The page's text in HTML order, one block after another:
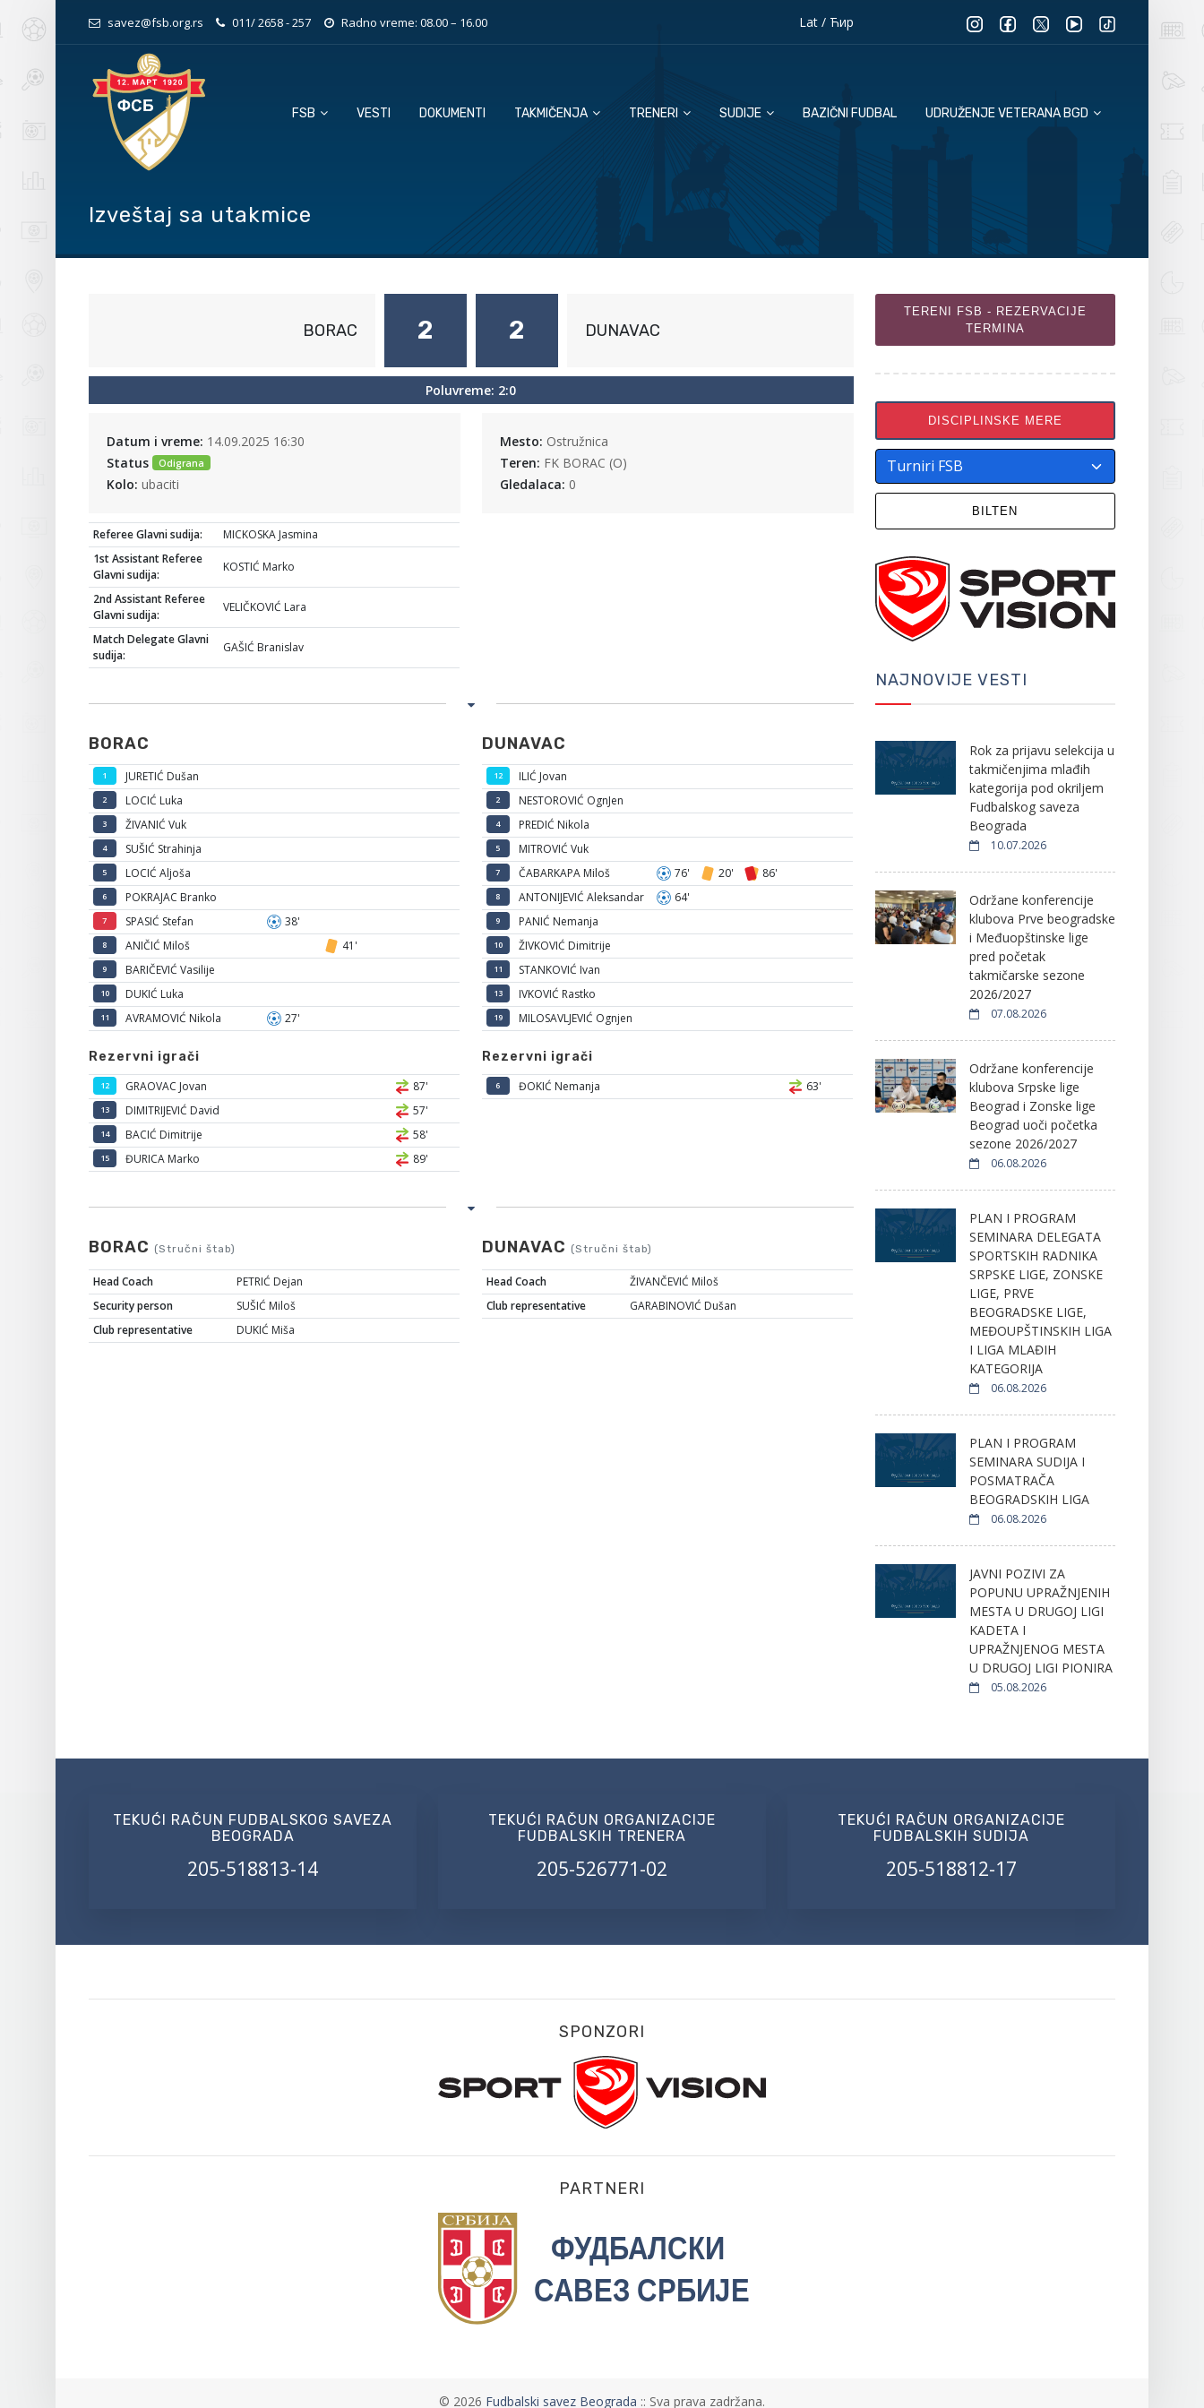
savez@fsb.org.rs 011/ 2658 - 257 Radno vreme: 08.00 – 16.00 Lat/ Ћир
FSB VESTI DOKUMENTI TAKMIČENJA TRENERI SUDIJE BAZIČNI FUDBAL UDRUŽENJE VETERANA BGD
Izveštaj sa utakmice
BORAC 2 2 DUNAVAC
Poluvreme: 2:0
Datum i vreme: 14.09.2025 16:30
Status
Odigrana
Kolo: ubaciti
Mesto: Ostružnica
Teren: FK BORAC (O)
Gledalaca: 0
Referee Glavni sudija:
MICKOSKA Jasmina
1st Assistant Referee
Glavni sudija:
KOSTIĆ Marko
2nd Assistant Referee
Glavni sudija:
VELIČKOVIĆ Lara
Match Delegate Glavni
sudija:
GAŠIĆ Branislav
BORAC
1 JURETIĆ Dušan
2 LOCIĆ Luka
3 ŽIVANIĆ Vuk
4 SUŠIĆ Strahinja
5 LOCIĆ Aljoša
6 POKRAJAC Branko
7 SPASIĆ Stefan 38'
8 ANIČIĆ Miloš 41'
9 BARIČEVIĆ Vasilije
10 DUKIĆ Luka
11 AVRAMOVIĆ Nikola 27'
Rezervni igrači
12 GRAOVAC Jovan 87'
13 DIMITRIJEVIĆ David 57'
14 BACIĆ Dimitrije 58'
15 ĐURICA Marko 89'
DUNAVAC
12 ILIĆ Jovan
2 NESTOROVIĆ OgnJen
4 PREDIĆ Nikola
5 MITROVIĆ Vuk
7 ČABARKAPA Miloš 76' 20' 86'
8 ANTONIJEVIĆ Aleksandar 64'
9 PANIĆ Nemanja
10 ŽIVKOVIĆ Dimitrije
11 STANKOVIĆ Ivan
13 IVKOVIĆ Rastko
19 MILOSAVLJEVIĆ Ognjen
Rezervni igrači
6 ĐOKIĆ Nemanja 63'
BORAC (Stručni štab)
Head Coach
PETRIĆ Dejan
Security person
SUŠIĆ Miloš
Club representative
DUKIĆ Miša
DUNAVAC (Stručni štab)
Head Coach
ŽIVANČEVIĆ Miloš
Club representative
GARABINOVIĆ Dušan
TERENI FSB - REZERVACIJE
TERMINA
DISCIPLINSKE MERE
BILTEN
NAJNOVIJE VESTI
Rok za prijavu selekcija u
takmičenjima mlađih
kategorija pod okriljem
Fudbalskog saveza
Beograda
10.07.2026
Održane konferencije
klubova Prve beogradske
i Međuopštinske lige
pred početak
takmičarske sezone
2026/2027
07.08.2026
Održane konferencije
klubova Srpske lige
Beograd i Zonske lige
Beograd uoči početka
sezone 2026/2027
06.08.2026
PLAN I PROGRAM
SEMINARA DELEGATA
SPORTSKIH RADNIKA
SRPSKE LIGE, ZONSKE
LIGE, PRVE
BEOGRADSKE LIGE,
MEĐOUPŠTINSKIH LIGA
I LIGA MLAĐIH
KATEGORIJA
06.08.2026
PLAN I PROGRAM
SEMINARA SUDIJA I
POSMATRAČA
BEOGRADSKIH LIGA
06.08.2026
JAVNI POZIVI ZA
POPUNU UPRAŽNJENIH
MESTA U DRUGOJ LIGI
KADETA I
UPRAŽNJENOG MESTA
U DRUGOJ LIGI PIONIRA
05.08.2026
TEKUĆI RAČUN FUDBALSKOG SAVEZA
BEOGRADA
205-518813-14
TEKUĆI RAČUN ORGANIZACIJE
FUDBALSKIH TRENERA
205-526771-02
TEKUĆI RAČUN ORGANIZACIJE
FUDBALSKIH SUDIJA
205-518812-17
SPONZORI
PARTNERI
© 2026 Fudbalski savez Beograda :: Sva prava zadržana.